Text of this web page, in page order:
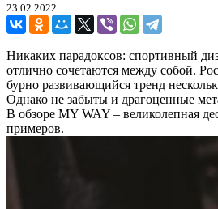
23.02.2022
Никаких парадоксов: спортивный
отлично сочетаются между собой.
бурно развивающийся тренд
Однако не забыты и драгоценные
В обзоре MY WAY – великолепная
примеров.